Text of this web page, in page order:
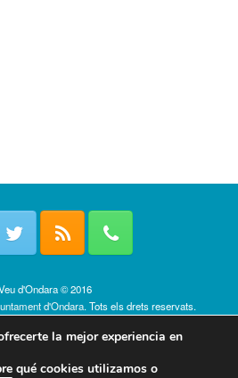
d'Ondara © 2016
d'Ondara. Tots els drets reservats.
la mejor experiencia en
qué cookies utilizamos o